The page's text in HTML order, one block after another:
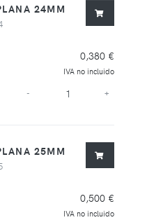
24MM
0,380 €
IVA no incluido
- +
25MM
0,500 €
IVA no incluido